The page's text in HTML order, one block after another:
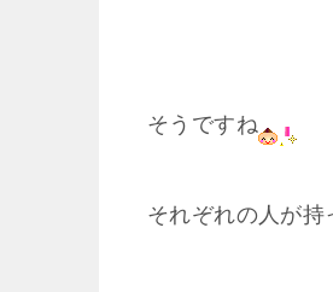
そうですね
それぞれの人が持